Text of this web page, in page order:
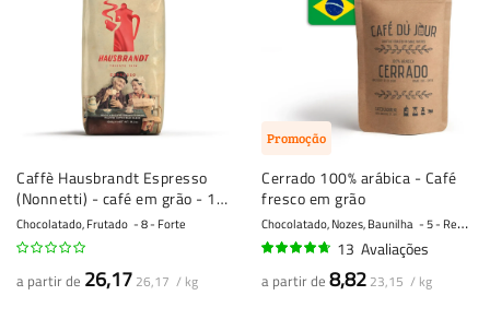
Caffè Hausbrandt Espresso
(Nonnetti) - café em grão - 1
quilo
Chocolatado, Frutado 8 - Forte
a partir de 26,17 26,17 / kg
Promoção
Cerrado 100% arábica - Café
fresco em grão
Chocolatado, Nozes, Baunilha 5 - Regular
13 Avaliações
a partir de 8,82 23,15 / kg